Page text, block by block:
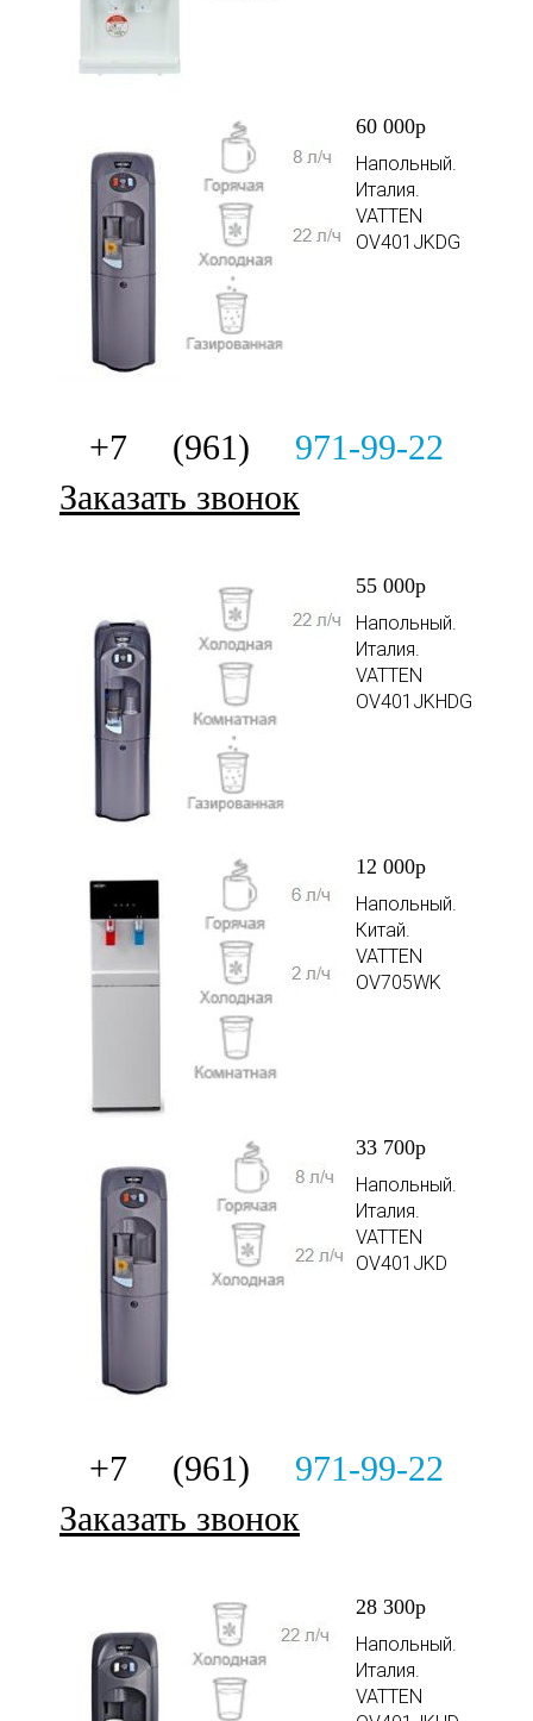
60 000р
Напольный.
Италия.
VATTEN
OV401JKDG
+7 (961) 971-99-22
Заказать звонок
55 000р
Напольный.
Италия.
VATTEN
OV401JKHDG
12 000р
Напольный.
Китай.
VATTEN
OV705WK
33 700р
Напольный.
Италия.
VATTEN
OV401JKD
+7 (961) 971-99-22
Заказать звонок
28 300р
Напольный.
Италия.
VATTEN